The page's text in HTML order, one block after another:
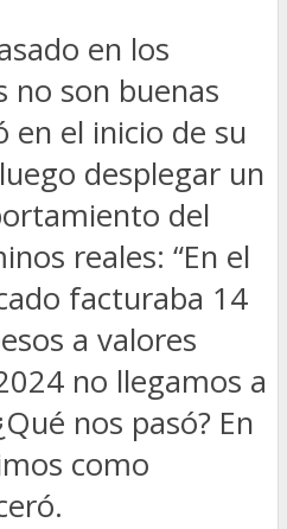
en los
no son buenas
en el inicio de su
desplegar un
del
reales: “En el
facturaba 14
a valores
no llegamos a
nos pasó? En
como